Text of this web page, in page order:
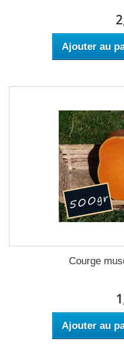
Ajouter au
Courge
Ajouter au